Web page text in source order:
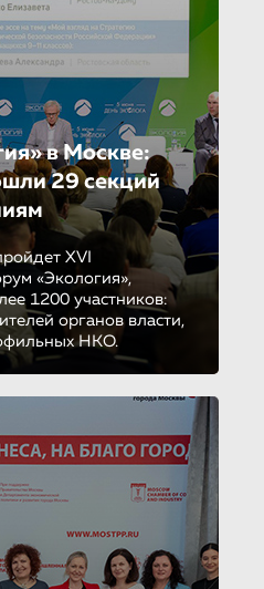
в Москве:
29 секций
XVI
«Экология»,
1200 участников:
органов власти,
НКО.